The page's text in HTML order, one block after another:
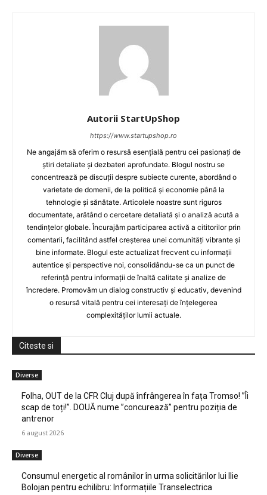
Autorii StartUpShop
https://www.startupshop.ro
Ne angajăm să oferim o resursă esențială pentru cei pasionați de
știri detaliate și dezbateri aprofundate. Blogul nostru se
concentrează pe discuții despre subiecte curente, abordând o
varietate de domenii, de la politică și economie până la
tehnologie și sănătate. Articolele noastre sunt riguros
documentate, arătând o cercetare detaliată și o analiză acută a
tendințelor globale. Încurajăm participarea activă a cititorilor prin
comentarii, facilitând astfel creșterea unei comunități vibrante și
bine informate. Blogul este actualizat frecvent cu informații
autentice și perspective noi, consolidându-se ca un punct de
referință pentru informații de înaltă calitate și analize de
încredere. Promovăm un dialog constructiv și educativ, devenind
o resursă vitală pentru cei interesați de înțelegerea
complexităților lumii actuale.
Citeste si
Diverse
Folha, OUT de la CFR Cluj după înfrângerea în fața Tromso! ”Îi
scap de toți!”. DOUĂ nume ”concurează” pentru poziția de
antrenor
6 august 2026
Diverse
Consumul energetic al românilor în urma solicitărilor lui Ilie
Bolojan pentru echilibru: Informațiile Transelectrica